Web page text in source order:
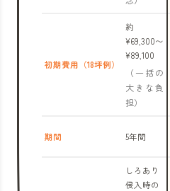
初期費用（18坪例）
約
¥69,300〜
¥89,100
（一括の
大きな負
担）
期間 5年間
しろあり
侵入時の